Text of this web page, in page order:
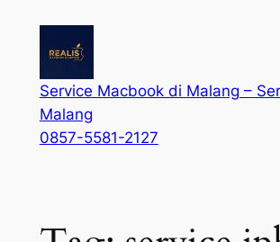
Service Macbook di Malang –
Malang
0857-5581-2127